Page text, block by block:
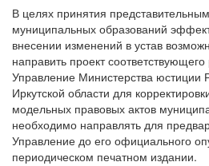
В целях принятия
муниципальных образований
внесении изменений в устав
направить проект
Управление Министерства юстиции
Иркутской области для
модельных правовых актов
необходимо направлять для
Управление до его официального
периодическом печатном издании.